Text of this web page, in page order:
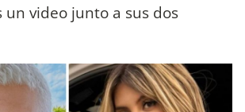
un video junto a sus dos